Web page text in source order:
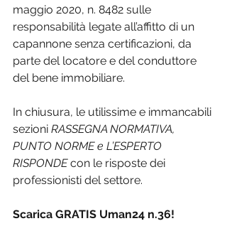
maggio 2020, n. 8482 sulle
responsabilità legate all’affitto di un
capannone senza certificazioni, da
parte del locatore e del conduttore
del bene immobiliare.
In chiusura, le utilissime e immancabili
sezioni RASSEGNA NORMATIVA,
PUNTO NORME e L’ESPERTO
RISPONDE con le risposte dei
professionisti del settore.
Scarica GRATIS Uman24 n.36!